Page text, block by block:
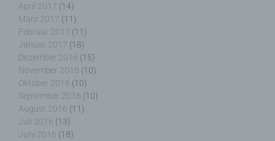
April 2017 (14)
März 2017 (11)
Februar 2017 (11)
Januar 2017 (18)
Dezember 2016 (15)
November 2016 (10)
Oktober 2016 (10)
September 2016 (10)
August 2016 (11)
Juli 2016 (13)
Juni 2016 (18)
Dritter ist eine natürliche oder juristische Person,
Behörde, Einrichtung oder andere Stelle außer der
betroffenen Person, dem Verantwortlichen, dem
Auftragsverarbeiter und den Personen, die unter
der unmittelbaren Verantwortung des
Verantwortlichen oder des Auftragsverarbeiters
befugt sind, die personenbezogenen Daten zu
verarbeiten.